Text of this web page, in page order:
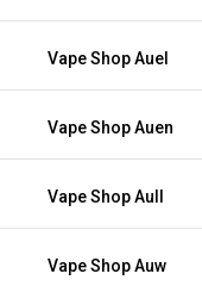
Vape Shop Auel
Vape Shop Auen
Vape Shop Aull
Vape Shop Auw